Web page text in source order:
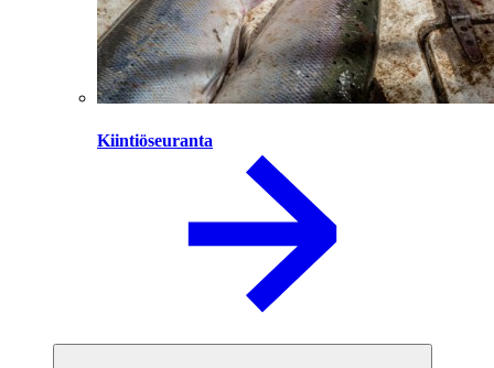
Kiintiöseuranta